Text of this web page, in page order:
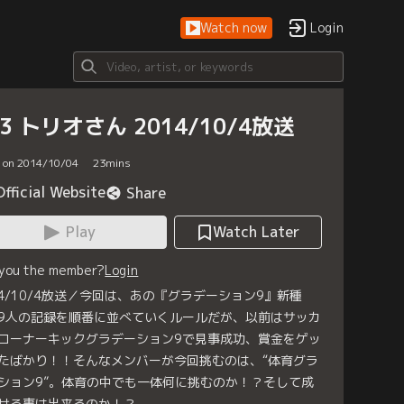
Watch now Login
トリオさん 2014/10/4放送
on 2014/10/04 23mins
Website
Share
Play
Watch Later
the member?Login
10/4放送／今回は、あの『グラデーション9』新種
人の記録を順番に並べていくルールだが、以前はサッカ
ーナーキックグラデーション9で見事成功、賞金をゲッ
ばかり！！そんなメンバーが今回挑むのは、“体育グラ
ョン9”。体育の中でも一体何に挑むのか！？そして成